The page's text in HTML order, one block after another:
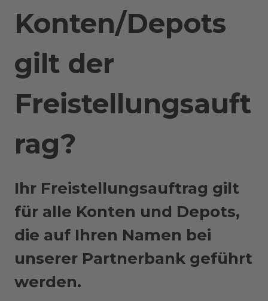
Konten/Depots
gilt der
Freistellungsauft
rag?
Ihr Freistellungsauftrag gilt
für alle Konten und Depots,
die auf Ihren Namen bei
unserer Partnerbank geführt
werden.